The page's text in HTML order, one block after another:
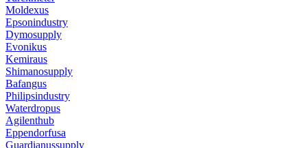
Moldexus
Epsonindustry
Dymosupply
Evonikus
Kemiraus
Shimanosupply
Bafangus
Philipsindustry
Waterdropus
Agilenthub
Eppendorfusa
Guardianussupply